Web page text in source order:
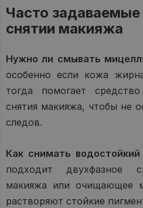
Часто
снятии макияжа
Нужно ли смывать
особенно если кожа
тогда помогает
снятия макияжа, чтобы не
следов.
Как снимать
подходит двухфазное
макияжа или очищающее
растворяют стойкие